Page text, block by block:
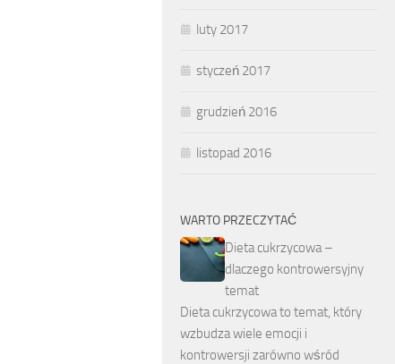
luty 2017
styczeń 2017
grudzień 2016
listopad 2016
WARTO PRZECZYTAĆ
Dieta cukrzycowa –
dlaczego kontrowersyjny
temat
Dieta cukrzycowa to temat, który
wzbudza wiele emocji i
kontrowersji zarówno wśród